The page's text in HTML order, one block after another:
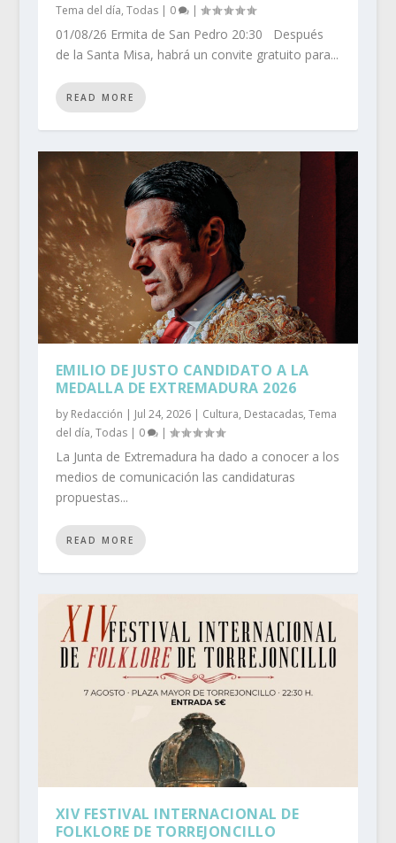
Tema del día, Todas| 0 |
01/08/26 Ermita de San Pedro 20:30 Después
de la Santa Misa, habrá un convite gratuito para...
READ MORE
EMILIO DE JUSTO CANDIDATO A LA
MEDALLA DE EXTREMADURA 2026
by Redacción | Jul 24, 2026| Cultura, Destacadas, Tema
del día, Todas| 0 |
La Junta de Extremadura ha dado a conocer a los
medios de comunicación las candidaturas
propuestas...
READ MORE
XIV FESTIVAL INTERNACIONAL DE
FOLKLORE DE TORREJONCILLO